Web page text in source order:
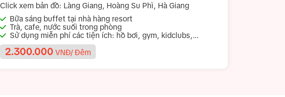
Click xem bản đồ: Làng Giang, Hoàng Su Phì, Hà Giang
Bữa sáng buffet tại nhà hàng resort
Trà, cafe, nước suối trong phòng
Sử dụng miễn phí các tiện ích: hồ bơi, gym, kidclubs,...
2.300.000 VNĐ/ Đêm